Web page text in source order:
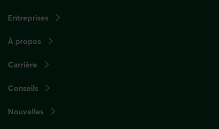
Entreprises
À propos
Carrière
Conseils
Nouvelles